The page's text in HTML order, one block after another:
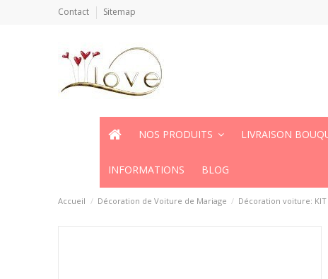
Contact Sitemap
NOS PRODUITS LIVRAISON
INFORMATIONS BLOG
Accueil Décoration de Voiture de Mariage Décoration voiture: KIT